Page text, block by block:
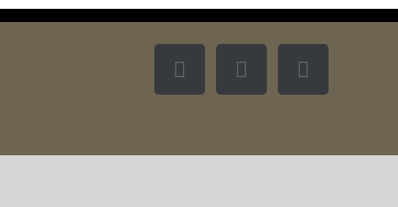
FacebookTwitterInstagram